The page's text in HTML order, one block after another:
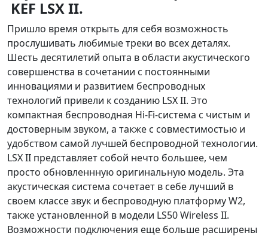
KEF LSX II.
Пришло время открыть для себя возможность
прослушивать любимые треки во всех деталях.
Шесть десятилетий опыта в области акустического
совершенства в сочетании с постоянными
инновациями и развитием беспроводных
технологий привели к созданию LSX II. Это
компактная беспроводная Hi-Fi-система с чистым и
достоверным звуком, а также с совместимостью и
удобством самой лучшей беспроводной технологии.
LSX II представляет собой нечто большее, чем
просто обновленнную оригинальную модель. Эта
акустическая система сочетает в себе лучший в
своем классе звук и беспроводную платформу W2,
также установленной в модели LS50 Wireless II.
Возможности подключения еще больше расширены